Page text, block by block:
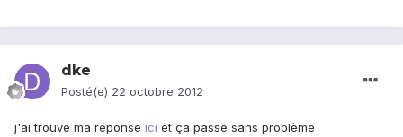
dke
Posté(e) 22 octobre 2012
j'ai trouvé ma réponse ici et ça passe sans problème